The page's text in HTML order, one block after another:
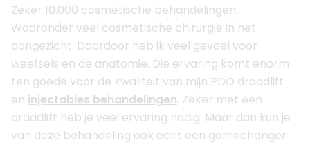
Zeker 10.000 cosmetische behandelingen.
Waaronder veel cosmetische chirurgie in het
aangezicht. Daardoor heb ik veel gevoel voor
weefsels en de anatomie. Die ervaring komt enorm
ten goede voor de kwaliteit van mijn PDO draadlift
en injectables behandelingen. Zeker met een
draadlift heb je veel ervaring nodig. Maar dan kun je
van deze behandeling ook echt een gamechanger